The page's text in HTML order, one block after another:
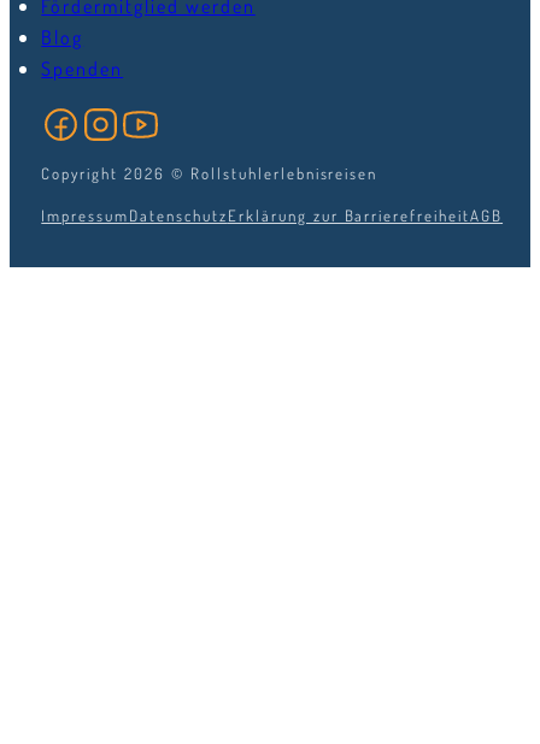
Fördermitglied werden
Blog
Spenden
Folge uns auf Facebook
Folge uns auf Instagram
Folge uns auf YouTube
Copyright 2026 © Rollstuhlerlebnisreisen
ImpressumDatenschutzErklärung zur BarrierefreiheitAGB